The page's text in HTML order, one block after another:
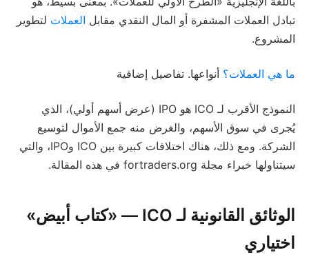
تبادل العملات المشفرة أو المال النقدي مقابل العملات لتطوير
المشروع.
ما هي العملات؟ أنواعها. تفاصيل إضافية
النموذج الأقرب لـ ICO هو IPO (عرض أسهم أولي)، الذي
يُجرى في سوق الأسهم، والغرض منه جمع الأموال لتوسيع
الشركة. ومع ذلك، هناك اختلافات كبيرة بين ICO وIPO، والتي
سيتناولها خبراء مجلة fortraders.org في هذه المقالة.
الوثائق القانونية لـ ICO — «كتاب أبيض»
اختياري